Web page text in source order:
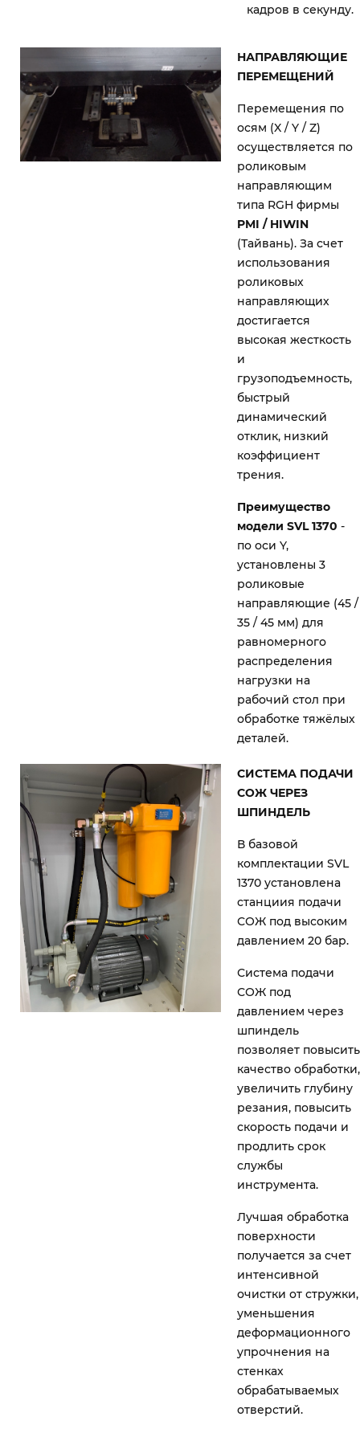
кадров в секунду.
НАПРАВЛЯЮЩИЕ
ПЕРЕМЕЩЕНИЙ
Перемещения по
осям (X / Y / Z)
осуществляется по
роликовым
направляющим
типа RGH фирмы
PMI / HIWIN
(Тайвань). За счет
использования
роликовых
направляющих
достигается
высокая жесткость
и
грузоподъемность,
быстрый
динамический
отклик, низкий
коэффициент
трения.
Преимущество
модели SVL 1370 -
по оси Y,
установлены 3
роликовые
направляющие (45 /
35 / 45 мм) для
равномерного
распределения
нагрузки на
рабочий стол при
обработке тяжёлых
деталей.
СИСТЕМА ПОДАЧИ
СОЖ ЧЕРЕЗ
ШПИНДЕЛЬ
В базовой
комплектации SVL
1370 установлена
станциия подачи
СОЖ под высоким
давлением 20 бар.
Система подачи
СОЖ под
давлением через
шпиндель
позволяет повысить
качество обработки,
увеличить глубину
резания, повысить
скорость подачи и
продлить срок
службы
инструмента.
Лучшая обработка
поверхности
получается за счет
интенсивной
очистки от стружки,
уменьшения
деформационного
упрочнения на
стенках
обрабатываемых
отверстий.